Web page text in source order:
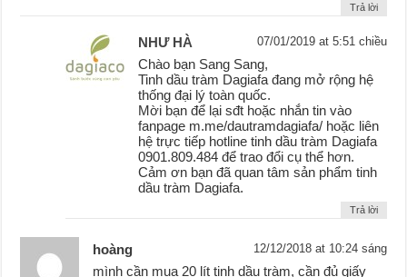
Trả lời
NHƯ HÀ 07/01/2019 at 5:51 chiều
Chào bạn Sang Sang,
Tinh dầu tràm Dagiafa đang mở rộng hệ
thống đại lý toàn quốc.
Mời bạn để lại sđt hoặc nhắn tin vào
fanpage m.me/dautramdagiafa/ hoặc liên
hệ trực tiếp hotline tinh dầu tràm Dagiafa
0901.809.484 để trao đổi cụ thể hơn.
Cảm ơn bạn đã quan tâm sản phẩm tinh
dầu tràm Dagiafa.
Trả lời
hoàng 12/12/2018 at 10:24 sáng
mình cần mua 20 lít tinh dầu tràm, cần đủ giấy